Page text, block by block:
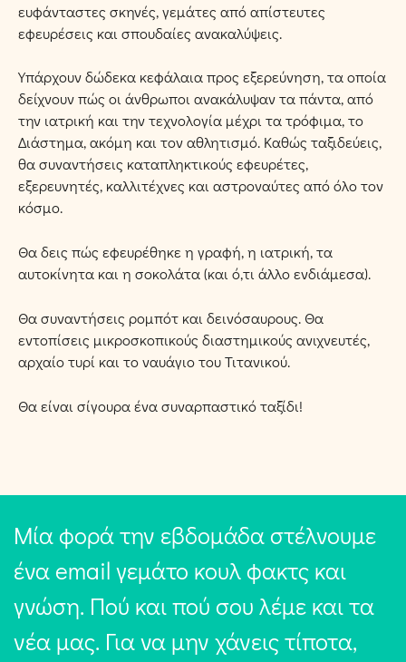
ευφάνταστες σκηνές, γεμάτες από απίστευτες
εφευρέσεις και σπουδαίες ανακαλύψεις.
Υπάρχουν δώδεκα κεφάλαια προς εξερεύνηση, τα οποία
δείχνουν πώς οι άνθρωποι ανακάλυψαν τα πάντα, από
την ιατρική και την τεχνολογία μέχρι τα τρόφιμα, το
Διάστημα, ακόμη και τον αθλητισμό. Καθώς ταξιδεύεις,
θα συναντήσεις καταπληκτικούς εφευρέτες,
εξερευνητές, καλλιτέχνες και αστροναύτες από όλο τον
κόσμο.
Θα δεις πώς εφευρέθηκε η γραφή, η ιατρική, τα
αυτοκίνητα και η σοκολάτα (και ό,τι άλλο ενδιάμεσα).
Θα συναντήσεις ρομπότ και δεινόσαυρους. Θα
εντοπίσεις μικροσκοπικούς διαστημικούς ανιχνευτές,
αρχαίο τυρί και το ναυάγιο του Τιτανικού.
Θα είναι σίγουρα ένα συναρπαστικό ταξίδι!
Μία φορά την εβδομάδα στέλνουμε
ένα email γεμάτο κουλ φακτς και
γνώση. Πού και πού σου λέμε και τα
νέα μας. Για να μην χάνεις τίποτα,